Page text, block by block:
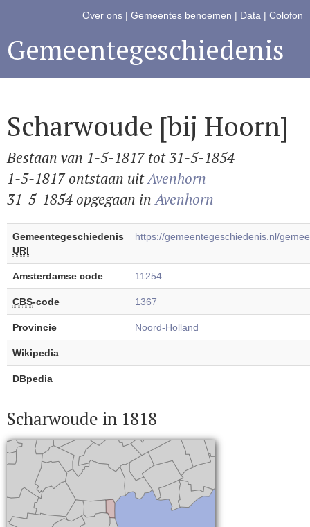
Over ons | Gemeentes benoemen | Data | Colofon
Gemeentegeschiedenis
Scharwoude [bij Hoorn]
Bestaan van 1-5-1817 tot 31-5-1854
1-5-1817 ontstaan uitAvenhorn
31-5-1854 opgegaan inAvenhorn
Gemeentegeschiedenis
URI
https://gemeentegeschiedenis.nl/
Amsterdamse code 11254
CBS-code 1367
Provincie Noord-Holland
Wikipedia
DBpedia
Scharwoude in 1818